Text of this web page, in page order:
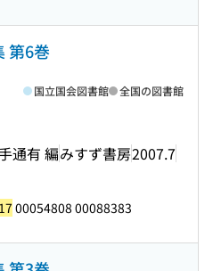
第6巻
通有 編みすず書房2007.7
国立国会図書館 全国の図書館
00054808 00088383